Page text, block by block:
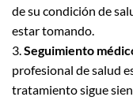
de su condición de
estar tomando.
3.Seguimiento
profesional de salud
tratamiento sigue